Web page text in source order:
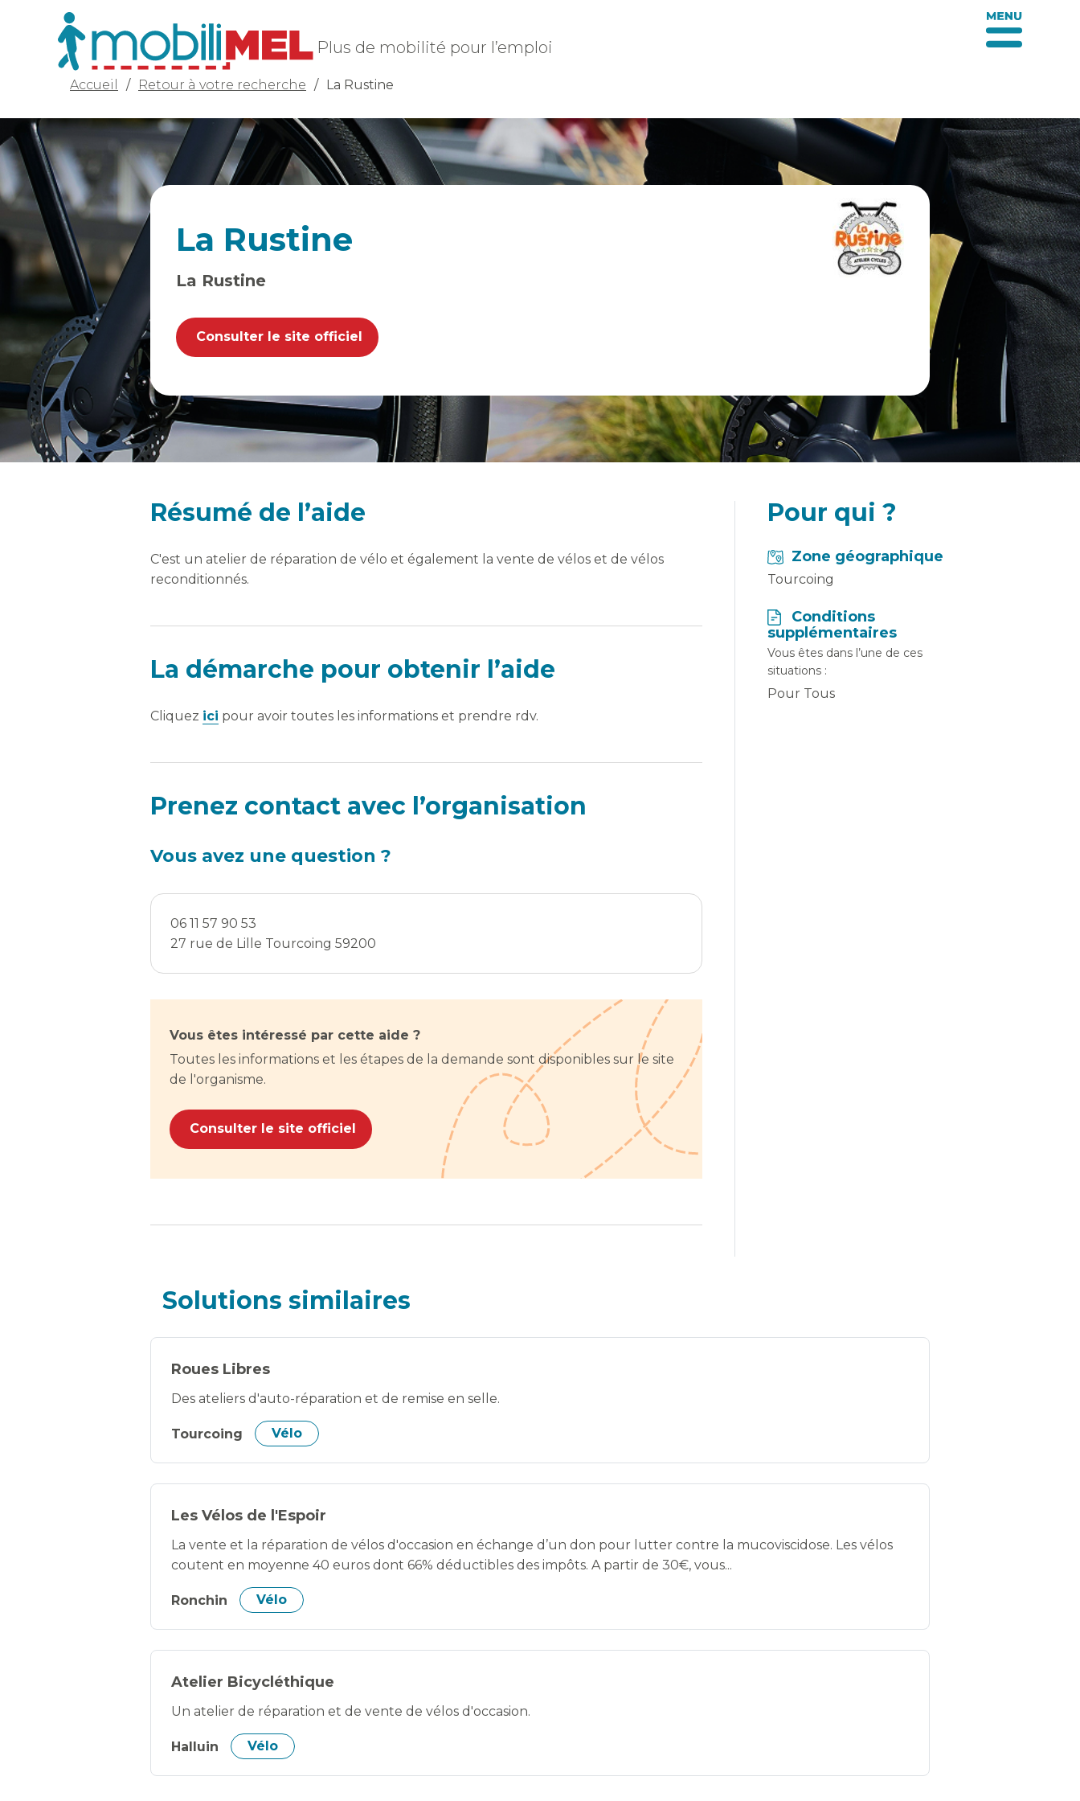
Plus de mobilité pour l’emploi
Accueil / Retour à votre recherche / La Rustine
La Rustine
La Rustine
Consulter le site officiel
Résumé de l’aide
C'est un atelier de réparation de vélo et également la vente de vélos et de vélos
reconditionnés.
La démarche pour obtenir l’aide
Cliquez ici pour avoir toutes les informations et prendre rdv.
Prenez contact avec l’organisation
Vous avez une question ?
06 11 57 90 53
27 rue de Lille Tourcoing 59200
Vous êtes intéressé par cette aide ?
Toutes les informations et les étapes de la demande sont disponibles sur le site
de l'organisme.
Consulter le site officiel
Pour qui ?
Zone géographique
Tourcoing
Conditions
supplémentaires
Vous êtes dans l’une de ces
situations :
Pour Tous
Solutions similaires
Roues Libres
Des ateliers d'auto-réparation et de remise en selle.
Tourcoing Vélo
Les Vélos de l'Espoir
La vente et la réparation de vélos d'occasion en échange d’un don pour lutter contre la mucoviscidose. Les vélos
coutent en moyenne 40 euros dont 66% déductibles des impôts. A partir de 30€, vous...
Ronchin Vélo
Atelier Bicycléthique
Un atelier de réparation et de vente de vélos d'occasion.
Halluin Vélo